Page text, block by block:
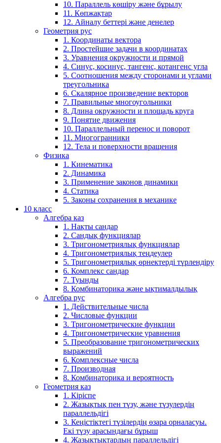
10. Параллель көшіру және бұрылу
11. Көпжақтар
12. Айналу беттері және денелер
Геометрия рус
1. Координаты вектора
2. Простейшие задачи в координатах
3. Уравнения окружности и прямой
4. Синус, косинус, тангенс, котангенс угла
5. Соотношения между сторонами и углами
треугольника
6. Скалярное произведение векторов
7. Правильные многоугольники
8. Длина окружности и площадь круга
9. Понятие движения
10. Параллельный перенос и поворот
11. Многогранники
12. Тела и поверхности вращения
Физика
1. Кинематика
2. Динамика
3. Применение законов динамики
4. Статика
5. Законы сохранения в механике
10 класс
Алгебра каз
1. Нақты сандар
2. Сандық функциялар
3. Тригонометриялық функциялар
4. Тригонометриялық теңдеулер
5. Тригонометриялық өрнектерді түрлендіру
6. Комплекс сандар
7. Туынды
8. Комбинаторика және ықтималдылық
Алгебра рус
1. Действительные числа
2. Числовые функции
3. Тригонометрические функции
4. Тригонометрические уравнения
5. Преобразование тригонометрических
выражений
6. Комплексные числа
7. Производная
8. Комбинаторика и вероятность
Геометрия каз
1. Кіріспе
2. Жазықтық пен түзу, және түзулердің
параллельдігі
3. Кеңістіктегі түзілердің өзара орналасуы.
Екі түзу арасындағы бұрыш
4. Жазықтықтардың параллельдігі